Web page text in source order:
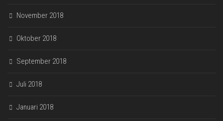
November 2018
Oktober 2018
September 2018
Juli 2018
Januari 2018